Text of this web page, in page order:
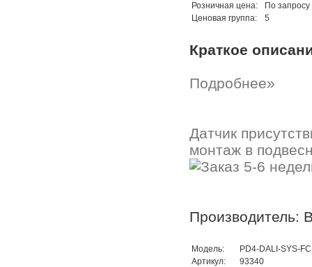
Розничная цена:
По запросу
Ценовая группа:
5
Краткое
Подробнее»
Датчик
монтаж в
Производитель:
Модель:
PD4-DALI-SYS-
Артикул:
93340